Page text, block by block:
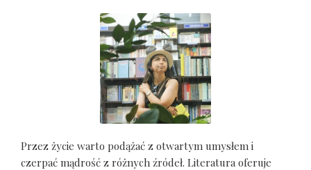
Przez życie warto podążać z otwartym umysłem i
czerpać mądrość z różnych źródeł. Literatura oferuje